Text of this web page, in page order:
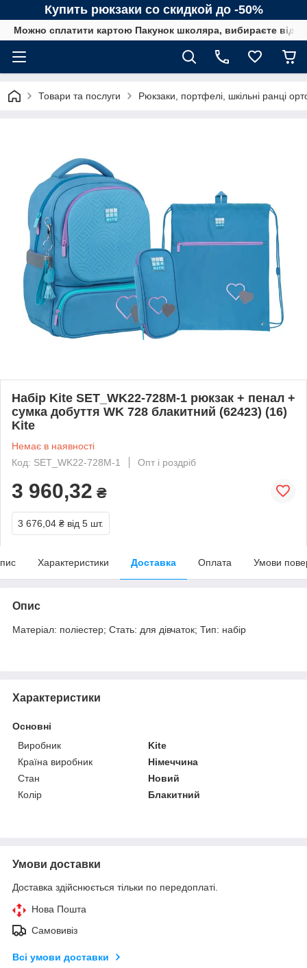
Купить рюкзаки со скидкой до -50%
Можно сплатити картою Пакунок школяра, вибираєте від
Товари та послуги Рюкзаки, портфелі, шкільні ранці
Набір Kite SET_WK22-728M-1 рюкзак + пенал +
сумка добуття WK 728 блакитний (62423) (16)
Kite
Немає в наявності
Код: SET_WK22-728M-1
Опт і роздріб
3 960,32 ₴
3 676,04 ₴ від 5 шт.
Характеристики Доставка Оплата Умови
Опис
Матеріал: поліестер; Стать: для дівчаток; Тип: набір
Характеристики
Основні
Виробник
Kite
Країна виробник
Німеччина
Стан
Новий
Колір
Блакитний
Умови доставки
Доставка здійснюється тільки по передоплаті.
Нова Пошта
Самовивіз
Всі умови доставки